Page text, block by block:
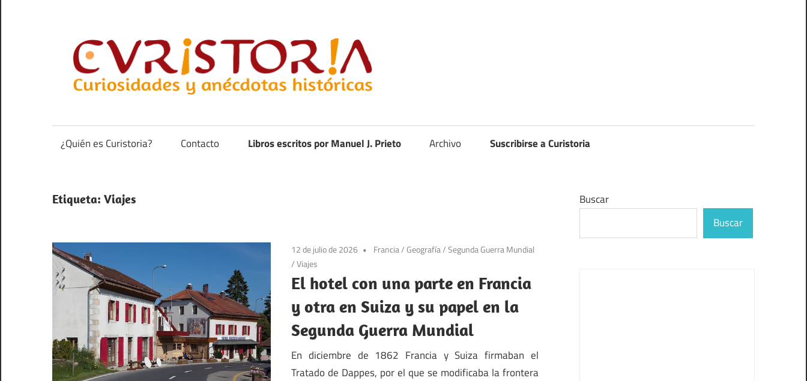
contenido
anécdotas
de
¿Quién es Curistoria? Contacto Libros escritos por Manuel J. Prieto Archivo Suscribirse a Curistoria
Etiqueta: Viajes
12 de julio de 2026 Francia/Geografía/Segunda Guerra Mundial
/Viajes
El hotel con una parte en Francia
y otra en Suiza y su papel en la
Segunda Guerra Mundial
En diciembre de 1862 Francia y Suiza firmaban el
Tratado de Dappes, por el que se modificaba la frontera
Buscar
Buscar